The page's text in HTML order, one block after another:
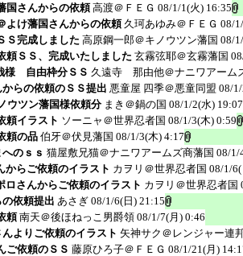
国さんからの依頼 高渡＠ＦＥＧ 08/1/1(火) 16:35
よけ藩国さんからの依頼 久珂あゆみ＠ＦＥＧ 08/
Ｓ完成しました 高原鋼一郎＠キノウツン藩国 08/
頼ＳＳ、完成いたしました 玄霧弦耶＠玄霧藩国
様 自由枠分ＳＳ 久遠寺 那由他＠ナニワアーム
らの依頼のＳＳ提出 悪童屋 四季＠悪童同盟 08/
ウツン藩国様依頼分 まき＠鍋の国 08/1/2(水) 19:07
頼イラスト ソーニャ＠世界忍者国 08/1/3(木) 0:59
頼の品 伯牙＠伏見藩国 08/1/3(木) 4:17
のｓｓ 猫屋敷兄猫＠ナニワアームズ商藩国 08/1/
からご依頼のイラスト カヲリ＠世界忍者国 08/1/
ロさんからご依頼のイラスト カヲリ＠世界忍者国
依頼提出 あさぎ 08/1/6(日) 21:15
頼 南天＠後ほねっこ男爵領 08/1/7(月) 0:46
よりご依頼のイラスト 矢神サク＠レンジャー連
ご依頼のＳＳ 藤原ひろ子＠ＦＥＧ 08/1/21(月)